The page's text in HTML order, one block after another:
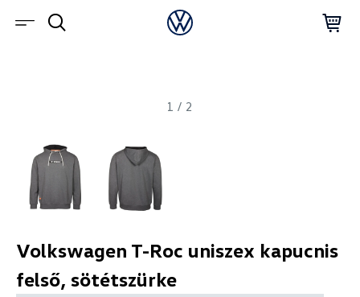
1 / 2
Volkswagen T-Roc uniszex kapucnis
felső, sötétszürke